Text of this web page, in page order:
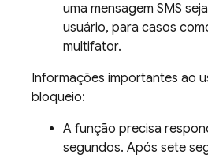
uma mensagem SMS
usuário, para casos
multifator.
Informações importantes ao
bloqueio:
A função precisa
segundos. Após sete